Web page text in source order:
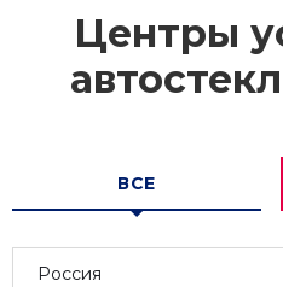
Центры
ВСЕ
Россия